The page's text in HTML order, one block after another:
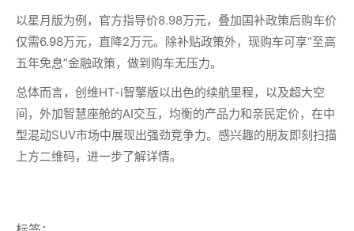
以星月版为例，官方指导价8.98万元，叠加国补政策后购车价
仅需6.98万元，直降2万元。除补贴政策外，现购车可享“至高
五年免息”金融政策，做到购车无压力。
总体而言，创维HT-i智擎版以出色的续航里程，以及超大空
间，外加智慧座舱的AI交互，均衡的产品力和亲民定价，在中
型混动SUV市场中展现出强劲竞争力。感兴趣的朋友即刻扫描
上方二维码，进一步了解详情。